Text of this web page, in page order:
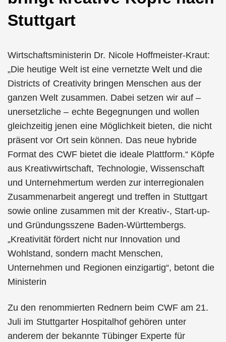
Stuttgart
Wirtschaftsministerin Dr. Nicole Hoffmeister-Kraut:
„Die heutige Welt ist eine vernetzte Welt und die
Districts of Creativity bringen Menschen aus der
ganzen Welt zusammen. Dabei setzen wir auf –
unersetzliche – echte Begegnungen und wollen
gleichzeitig jenen eine Möglichkeit bieten, die nicht
präsent vor Ort sein können. Das neue hybride
Format des CWF bietet die ideale Plattform.“ Köpfe
aus Kreativwirtschaft, Technologie, Wissenschaft
und Unternehmertum werden zur interregionalen
Zusammenarbeit angeregt und treffen in Stuttgart
sowie online zusammen mit der Kreativ-, Start-up-
und Gründungsszene Baden-Württembergs.
„Kreativität fördert nicht nur Innovation und
Wohlstand, sondern macht Menschen,
Unternehmen und Regionen einzigartig“, betont die
Ministerin
Zu den renommierten Rednern beim CWF am 21.
Juli im Stuttgarter Hospitalhof gehören unter
anderem der bekannte Tübinger Experte für